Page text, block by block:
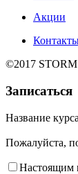
Акции
©2017
Записаться
Название курса
Пожалуйста,
Настоящим